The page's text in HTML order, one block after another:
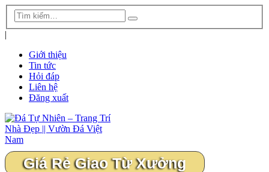
|
Giới thiệu
Tin tức
Hỏi đáp
Liên hệ
Đăng xuất
Giá Rẻ Giao Từ Xưởng